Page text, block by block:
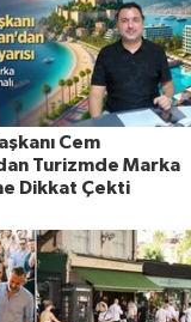
Cem
Turizmde Marka
Dikkat Çekti